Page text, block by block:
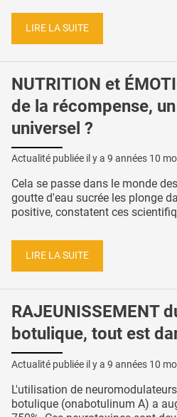
LIRE LA SUITE
NUTRITION et
de la récompense,
universel ?
Actualité publiée il y a 9 années 10
Cela se passe dans le monde
goutte d'eau sucrée les plonge
positive, constatent ces
LIRE LA SUITE
RAJEUNISSEMENT
botulique, tout est
Actualité publiée il y a 9 années 10
L'utilisation de
botulique (onabotulinum A) a